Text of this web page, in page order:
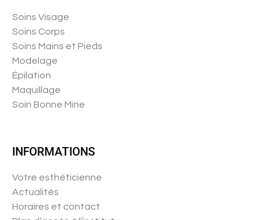
Soins Visage
Soins Corps
Soins Mains et Pieds
Modelage
Épilation
Maquillage
Soin Bonne Mine
INFORMATIONS
Votre esthéticienne
Actualités
Horaires et contact